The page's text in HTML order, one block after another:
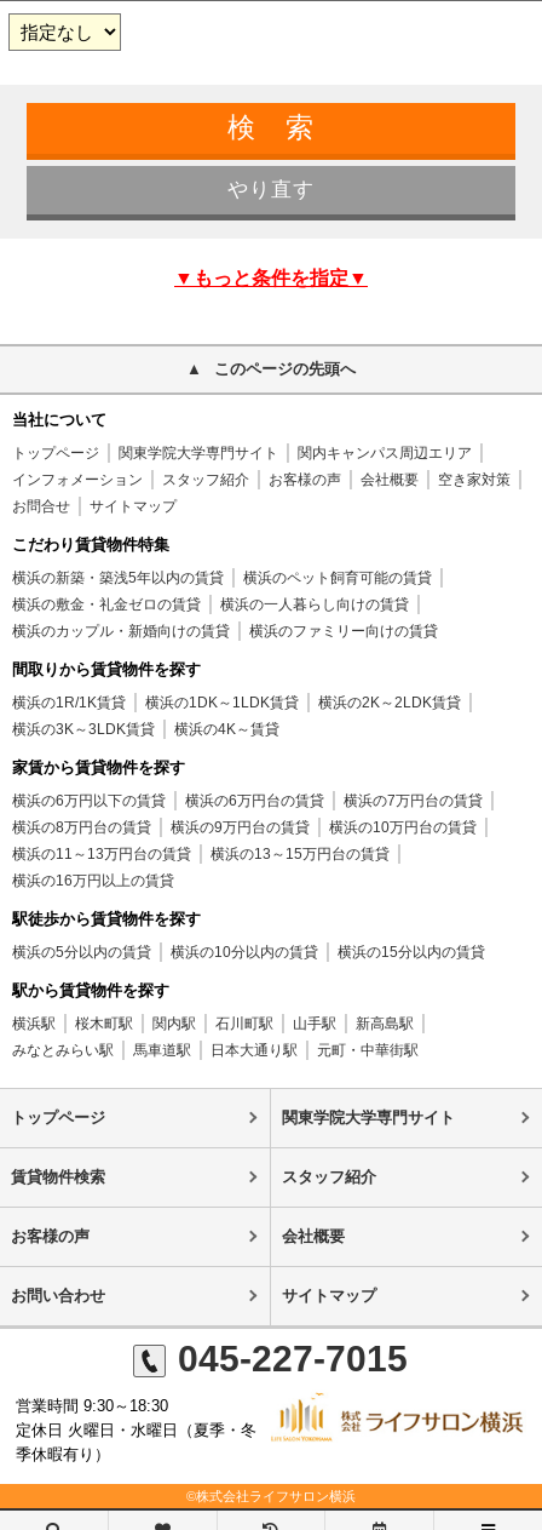
▼もっと条件を指定▼
このページの先頭へ
当社について
トップページ 関東学院大学専門サイト
関内キャンパス周辺エリア
インフォメーション
スタッフ紹介 お客様の声 会社概要
空き家対策
お問合せ
サイトマップ
こだわり賃貸物件特集
横浜の新築・築浅5年以内の賃貸
横浜のペット飼育可能の賃貸
横浜の敷金・礼金ゼロの賃貸
横浜の一人暮らし向けの賃貸
横浜のカップル・新婚向けの賃貸
横浜のファミリー向けの賃貸
間取りから賃貸物件を探す
横浜の1R/1K賃貸 横浜の1DK～1LDK賃貸
横浜の2K～2LDK賃貸
横浜の3K～3LDK賃貸
横浜の4K～賃貸
家賃から賃貸物件を探す
横浜の6万円以下の賃貸 横浜の6万円台の賃貸
横浜の7万円台の賃貸
横浜の8万円台の賃貸
横浜の9万円台の賃貸
横浜の10万円台の賃貸
横浜の11～13万円台の賃貸
横浜の13～15万円台の賃貸
横浜の16万円以上の賃貸
駅徒歩から賃貸物件を探す
横浜の5分以内の賃貸 横浜の10分以内の賃貸 横浜の15分以内の賃貸
駅から賃貸物件を探す
横浜駅 桜木町駅 関内駅 石川町駅 山手駅
新高島駅
みなとみらい駅
馬車道駅 日本大通り駅 元町・中華街駅
トップページ 関東学院大学専門サイト
賃貸物件検索 スタッフ紹介
お客様の声 会社概要
お問い合わせ サイトマップ
045-227-7015
営業時間 9:30～18:30
定休日 火曜日・水曜日（夏季・冬
季休暇有り）
©株式会社ライフサロン横浜